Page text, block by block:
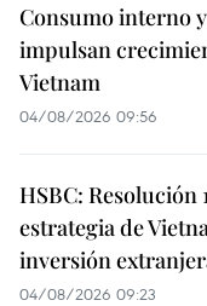
Consumo interno
impulsan
Vietnam
04/08/2026 09:56
HSBC: Resolución
estrategia de
inversión
04/08/2026 09:23